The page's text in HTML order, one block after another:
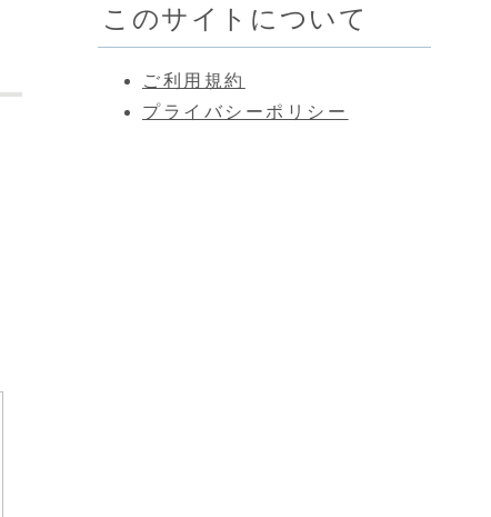
このサイトについて
ご利用規約
プライバシーポリシー